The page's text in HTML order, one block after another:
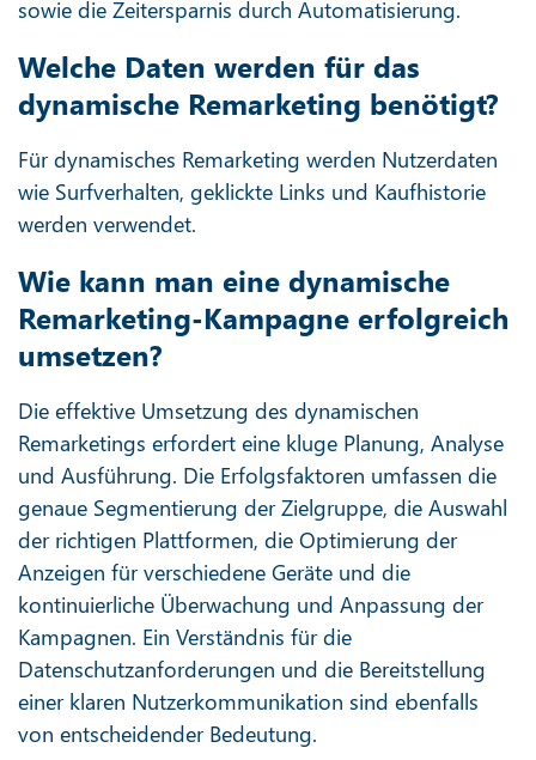
sowie die Zeitersparnis durch Automatisierung.
Welche Daten werden für das
dynamische Remarketing benötigt?
Für dynamisches Remarketing werden Nutzerdaten
wie Surfverhalten, geklickte Links und Kaufhistorie
werden verwendet.
Wie kann man eine dynamische
Remarketing-Kampagne erfolgreich
umsetzen?
Die effektive Umsetzung des dynamischen
Remarketings erfordert eine kluge Planung, Analyse
und Ausführung. Die Erfolgsfaktoren umfassen die
genaue Segmentierung der Zielgruppe, die Auswahl
der richtigen Plattformen, die Optimierung der
Anzeigen für verschiedene Geräte und die
kontinuierliche Überwachung und Anpassung der
Kampagnen. Ein Verständnis für die
Datenschutzanforderungen und die Bereitstellung
einer klaren Nutzerkommunikation sind ebenfalls
von entscheidender Bedeutung.